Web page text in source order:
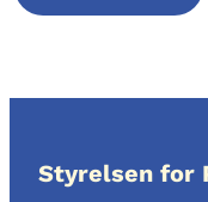
Styrelsen for